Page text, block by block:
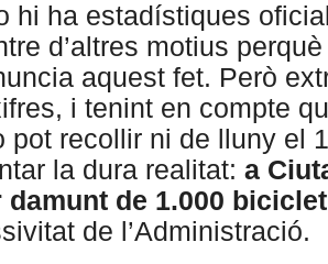
hi ha estadístiques
d’altres motius
aquest fet. Però
i tenint en compte
pot recollir ni de lluny el
la dura realitat: a
de 1.000
de l’Administració.